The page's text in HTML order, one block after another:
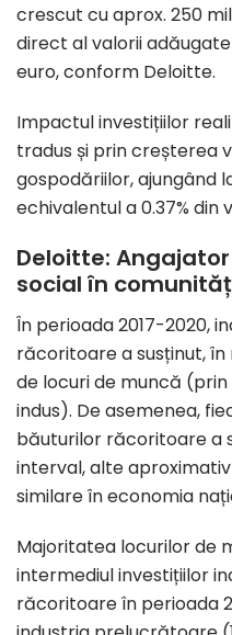
crescut cu aprox. 250
direct al valorii
euro, conform Deloitte.
Impactul investițiilor
tradus și prin creșterea
gospodăriilor, ajungând
echivalentul a 0.37% din
Deloitte:
social în
În perioada 2017-2020,
răcoritoare a susținut, în
de locuri de muncă
indus). De asemenea,
băuturilor răcoritoare a
interval, alte
similare în economia
Majoritatea locurilor de
intermediul investițiilor
răcoritoare în perioada